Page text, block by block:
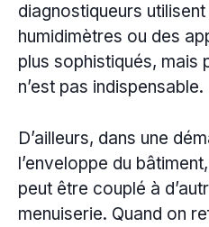
diagnostiqueurs
humidimètres ou des
plus sophistiqués, mais
n’est pas indispensable.
D’ailleurs, dans une
l’enveloppe du
peut être couplé à
menuiserie. Quand on